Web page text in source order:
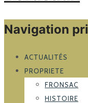
Navigation
ACTUALITÉS
PROPRIETE
FRONSAC
HISTOIRE